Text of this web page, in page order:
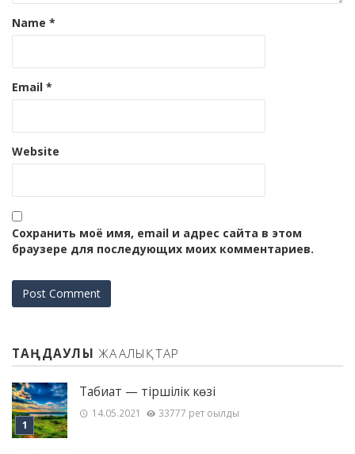
Name *
Email *
Website
Сохранить моё имя, email и адрес сайта в этом
браузере для последующих моих комментариев.
ТАҢДАУЛЫ ЖАҢАЛЫҚТАР
Табиғат — тіршілік көзі
14.05.2021 33777 рет оқылды